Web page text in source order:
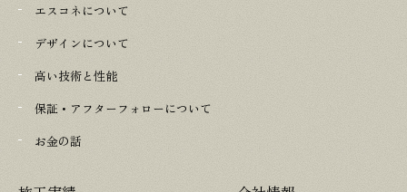
エスコネについて
デザインについて
高い技術と性能
保証・アフターフォローについて
お金の話